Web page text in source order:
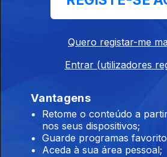
16 mai. 2025
José Soares (saxofone) -
/ Irving Mills / Mitchell Parish)
Emanuel Inácio (contrabaixo)
09 mai. 2025
Emanuel Inácio (contrabaixo) - “I
Van Heusen / Johnny Mercer)
Quero registar-me
Entrar (utilizadores
Vantagens
Retome o conteúdo a
nos seus dispositivos;
Guarde programas
Aceda à sua área pessoal;